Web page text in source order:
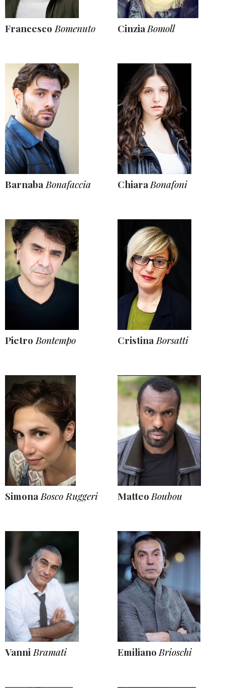
Francesco Bomenuto Cinzia Bomoll
Barnaba Bonafaccia Chiara Bonafoni
Pietro Bontempo Cristina Borsatti
Simona Bosco Ruggeri Matteo Boubou
Vanni Bramati Emiliano Brioschi